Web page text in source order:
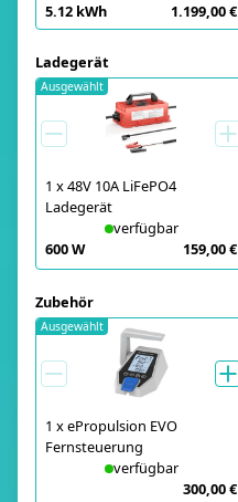
5.12 kWh 1.199,00 €
Ladegerät
1 x48V 10A LiFePO4
Ladegerät
verfügbar
600 W
159,00 €
Ausgewählt
Zubehör
1 xePropulsion EVO
Fernsteuerung
verfügbar
300,00 €
Ausgewählt